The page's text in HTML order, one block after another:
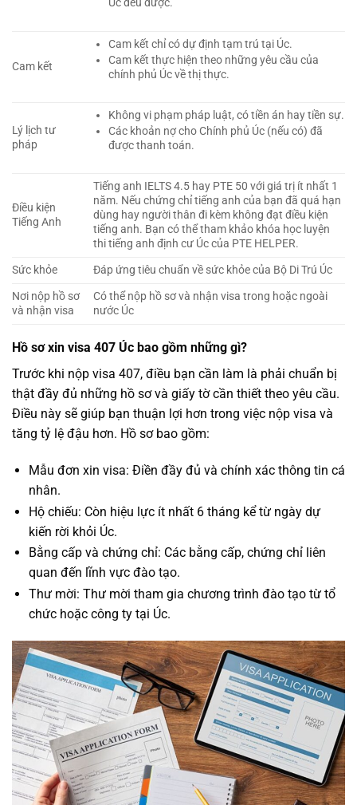
Úc đều được.
Cam kết
Cam kết chỉ có dự định tạm trú tại Úc.
Cam kết thực hiện theo những yêu cầu của
chính phủ Úc về thị thực.
Lý lịch tư
pháp
Không vi phạm pháp luật, có tiền án hay tiền sự.
Các khoản nợ cho Chính phủ Úc (nếu có) đã
được thanh toán.
Điều kiện
Tiếng Anh
Tiếng anh IELTS 4.5 hay PTE 50 với giá trị ít nhất 1
năm. Nếu chứng chỉ tiếng anh của bạn đã quá hạn
dùng hay người thân đi kèm không đạt điều kiện
tiếng anh. Bạn có thể tham khảo khóa học luyện
thi tiếng anh định cư Úc của PTE HELPER.
Sức khỏe
Đáp ứng tiêu chuẩn về sức khỏe của Bộ Di Trú Úc
Nơi nộp hồ sơ
và nhận visa
Có thể nộp hồ sơ và nhận visa trong hoặc ngoài
nước Úc
Hồ sơ xin visa 407 Úc bao gồm những gì?
Trước khi nộp visa 407, điều bạn cần làm là phải chuẩn bị
thật đầy đủ những hồ sơ và giấy tờ cần thiết theo yêu cầu.
Điều này sẽ giúp bạn thuận lợi hơn trong việc nộp visa và
tăng tỷ lệ đậu hơn. Hồ sơ bao gồm:
Mẫu đơn xin visa: Điền đầy đủ và chính xác thông tin cá
nhân.
Hộ chiếu: Còn hiệu lực ít nhất 6 tháng kể từ ngày dự
kiến rời khỏi Úc.
Bằng cấp và chứng chỉ: Các bằng cấp, chứng chỉ liên
quan đến lĩnh vực đào tạo.
Thư mời: Thư mời tham gia chương trình đào tạo từ tổ
chức hoặc công ty tại Úc.